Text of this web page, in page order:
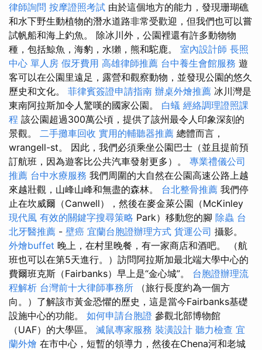
律師詢問 按摩證照考試 由於這個地方的能力，發現珊瑚礁
和水下野生動植物的潛水道路非常受歡迎，但我們也可以嘗
試帆船和海上釣魚。 除冰川外，公園裡還有許多動物物
種，包括鯨魚，海豹，水獺，熊和駝鹿。 室內設計師 長照
中心 單人房 假牙費用 高雄律師推薦 台中養生會館服務 遊
客可以在公園里遠足，露營和觀察動物，並發現公園的悠久
歷史和文化。 菲律賓簽證申請指南 辦桌外燴推薦 冰川灣是
東南阿拉斯加令人驚嘆的國家公園。 白蟻 經絡調理證照課
程 該公園超過300萬公頃，提供了該州最令人印象深刻的
景觀。 二手攤車回收 實用的輔聽器推薦 總體而言，
wrangell-st。 因此，我們必須乘坐公園巴士（並且提前預
訂航班，因為遊客比公共汽車發射更多）。 專業禮儀公司
推薦 台中水療服務 我們周圍的大自然在公園高速公路上越
來越壯觀，山峰山峰和無盡的森林。 台北整骨推薦 我們停
止在坎威爾（Canwell），然後在麥金萊公園（McKinley
現代風 有效的關鍵字搜尋策略 Park）移動您的腳 除蟲 台
北牙醫推薦 - 壁癌 宜蘭台胞證辦理方式 貨運公司 攝影。
外燴buffet 晚上，在村里晚餐，有一家商店和酒吧。 （航
班也可以在第5天進行。）訪問阿拉斯加最北端大學中心的
費爾班克斯（Fairbanks）早上是“金心城”。 台胞證辦理流
程解析 台灣前十大律師事務所 （旅行長度約為一個方
向。）了解該市黃金恐懼的歷史，這是當今Fairbanks基礎
設施中心的功能。 如何申請台胞證 參觀北部博物館
（UAF）的大學區。 滅鼠專家服務 裝潢設計 聽力檢查 宜
蘭外燴 在市中心，短暫的領導力，然後在Chena河和老城